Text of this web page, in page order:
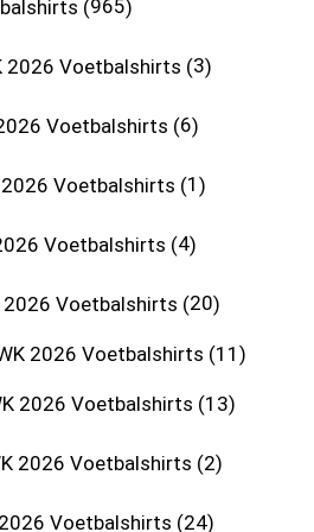
965
2026 Voetbalshirts 3
Voetbalshirts 6
2026 Voetbalshirts 1
Voetbalshirts 4
2026 Voetbalshirts 20
2026 Voetbalshirts 11
2026 Voetbalshirts 13
2026 Voetbalshirts 2
Voetbalshirts 24